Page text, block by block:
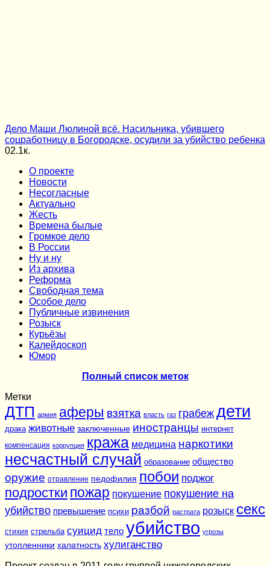
Дело Маши Люлиной всё. Насильника, убившего
соцработницу в Богородске, осудили за убийство ребенка
02.1к.
О проекте
Новости
Несогласные
Актуально
Жесть
Времена былые
Громкое дело
В России
Ну и ну
Из архива
Реформа
Cвободная тема
Особое дело
Публичные извинения
Розыск
Курьёзы
Калейдоскоп
Юмор
Полный список меток
Метки
ДТП армия аферы взятка власть газ грабеж дети
драка животные заключенные иностранцы интернет
компенсация коррупция кража медицина наркотики
несчастный случай образование общество
оружие отравление педофилия побои поджог
подростки пожар покушение покушение на
убийство превышение психи разбой растрата розыск секс
стихия стрельба суицид тело убийство угрозы
утопленники халатность хулиганство